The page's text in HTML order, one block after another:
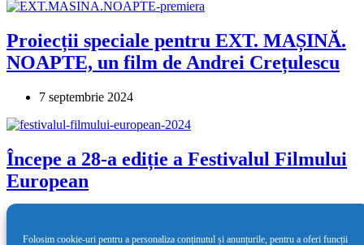
Proiecții speciale pentru EXT. MAȘINĂ.
NOAPTE, un film de Andrei Crețulescu
7 septembrie 2024
Începe a 28-a ediție a Festivalul Filmului
European
Folosim cookie-uri pentru a personaliza conținutul și anunțurile, pentru a oferi funcții